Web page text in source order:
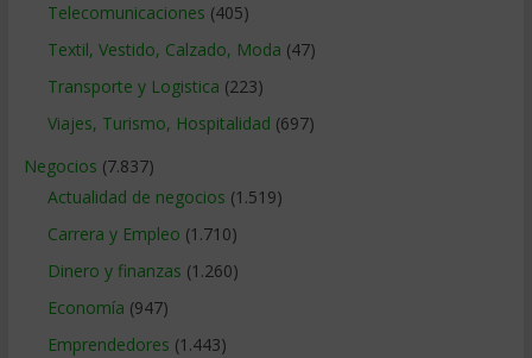
Telecomunicaciones (405)
Textil, Vestido, Calzado, Moda (47)
Transporte y Logistica (223)
Viajes, Turismo, Hospitalidad (697)
Negocios (7.837)
Actualidad de negocios (1.519)
Carrera y Empleo (1.710)
Dinero y finanzas (1.260)
Economía (947)
Emprendedores (1.443)